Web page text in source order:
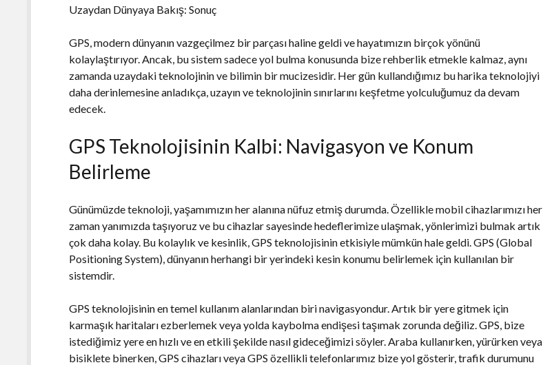
Uzaydan Dünyaya Bakış: Sonuç
GPS, modern dünyanın vazgeçilmez bir parçası haline geldi ve hayatımızın birçok yönünü
kolaylaştırıyor. Ancak, bu sistem sadece yol bulma konusunda bize rehberlik etmekle kalmaz, aynı
zamanda uzaydaki teknolojinin ve bilimin bir mucizesidir. Her gün kullandığımız bu harika teknolojiyi
daha derinlemesine anladıkça, uzayın ve teknolojinin sınırlarını keşfetme yolculuğumuz da devam
edecek.
GPS Teknolojisinin Kalbi: Navigasyon ve Konum
Belirleme
Günümüzde teknoloji, yaşamımızın her alanına nüfuz etmiş durumda. Özellikle mobil cihazlarımızı her
zaman yanımızda taşıyoruz ve bu cihazlar sayesinde hedeflerimize ulaşmak, yönlerimizi bulmak artık
çok daha kolay. Bu kolaylık ve kesinlik, GPS teknolojisinin etkisiyle mümkün hale geldi. GPS (Global
Positioning System), dünyanın herhangi bir yerindeki kesin konumu belirlemek için kullanılan bir
sistemdir.
GPS teknolojisinin en temel kullanım alanlarından biri navigasyondur. Artık bir yere gitmek için
karmaşık haritaları ezberlemek veya yolda kaybolma endişesi taşımak zorunda değiliz. GPS, bize
istediğimiz yere en hızlı ve en etkili şekilde nasıl gideceğimizi söyler. Araba kullanırken, yürürken veya
bisiklete binerken, GPS cihazları veya GPS özellikli telefonlarımız bize yol gösterir, trafik durumunu